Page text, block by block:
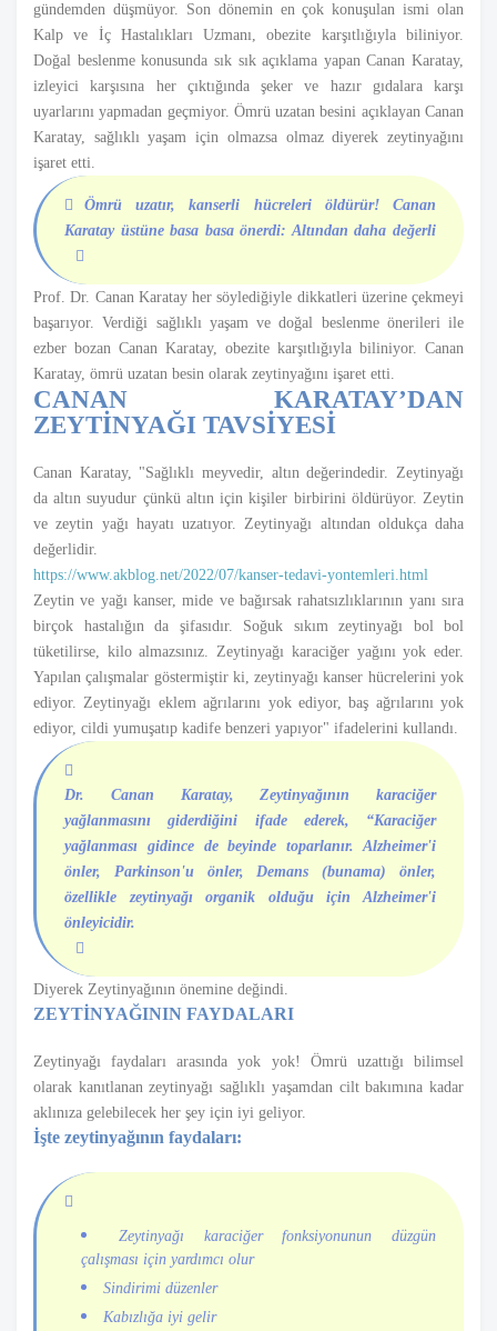
gündemden düşmüyor. Son dönemin en çok konuşulan ismi olan
Kalp ve İç Hastalıkları Uzmanı, obezite karşıtlığıyla biliniyor.
Doğal beslenme konusunda sık sık açıklama yapan Canan Karatay,
izleyici karşısına her çıktığında şeker ve hazır gıdalara karşı
uyarlarını yapmadan geçmiyor. Ömrü uzatan besini açıklayan Canan
Karatay, sağlıklı yaşam için olmazsa olmaz diyerek zeytinyağını
işaret etti.
Ömrü uzatır, kanserli hücreleri öldürür! Canan
Karatay üstüne basa basa önerdi: Altından daha değerli
Prof. Dr. Canan Karatay her söylediğiyle dikkatleri üzerine çekmeyi
başarıyor. Verdiği sağlıklı yaşam ve doğal beslenme önerileri ile
ezber bozan Canan Karatay, obezite karşıtlığıyla biliniyor. Canan
Karatay, ömrü uzatan besin olarak zeytinyağını işaret etti.
CANAN KARATAY’DAN
ZEYTİNYAĞI TAVSİYESİ
Canan Karatay, "Sağlıklı meyvedir, altın değerindedir. Zeytinyağı
da altın suyudur çünkü altın için kişiler birbirini öldürüyor. Zeytin
ve zeytin yağı hayatı uzatıyor. Zeytinyağı altından oldukça daha
değerlidir.
https://www.akblog.net/2022/07/kanser-tedavi-yontemleri.html
Zeytin ve yağı kanser, mide ve bağırsak rahatsızlıklarının yanı sıra
birçok hastalığın da şifasıdır. Soğuk sıkım zeytinyağı bol bol
tüketilirse, kilo almazsınız. Zeytinyağı karaciğer yağını yok eder.
Yapılan çalışmalar göstermiştir ki, zeytinyağı kanser hücrelerini yok
ediyor. Zeytinyağı eklem ağrılarını yok ediyor, baş ağrılarını yok
ediyor, cildi yumuşatıp kadife benzeri yapıyor" ifadelerini kullandı.
Dr. Canan Karatay, Zeytinyağının karaciğer
yağlanmasını giderdiğini ifade ederek, “Karaciğer
yağlanması gidince de beyinde toparlanır. Alzheimer'i
önler, Parkinson'u önler, Demans (bunama) önler,
özellikle zeytinyağı organik olduğu için Alzheimer'i
önleyicidir.
Diyerek Zeytinyağının önemine değindi.
ZEYTİNYAĞININ FAYDALARI
Zeytinyağı faydaları arasında yok yok! Ömrü uzattığı bilimsel
olarak kanıtlanan zeytinyağı sağlıklı yaşamdan cilt bakımına kadar
aklınıza gelebilecek her şey için iyi geliyor.
İşte zeytinyağının faydaları:
Zeytinyağı karaciğer fonksiyonunun düzgün
çalışması için yardımcı olur
Sindirimi düzenler
Kabızlığa iyi gelir